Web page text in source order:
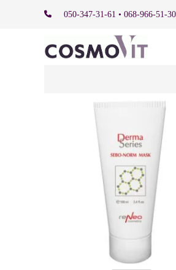
050-347-31-61 • 068-966-51-30